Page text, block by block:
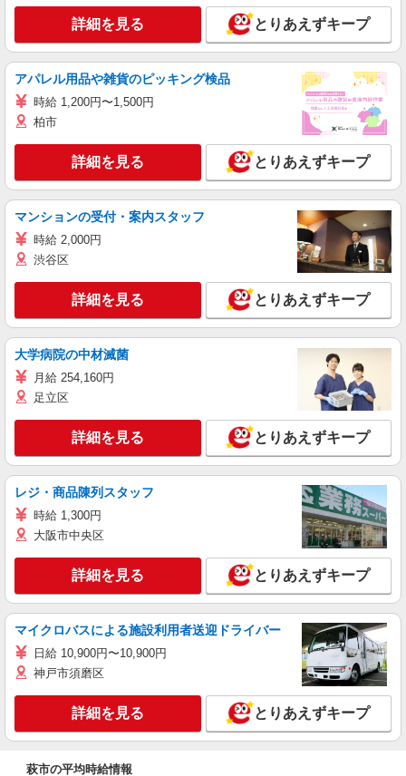
詳細を見る とりあえずキープ
アパレル用品や雑貨のピッキング検品
時給 1,200円〜1,500円
柏市
詳細を見る とりあえずキープ
マンションの受付・案内スタッフ
時給 2,000円
渋谷区
詳細を見る とりあえずキープ
大学病院の中材滅菌
月給 254,160円
足立区
詳細を見る とりあえずキープ
レジ・商品陳列スタッフ
時給 1,300円
大阪市中央区
詳細を見る とりあえずキープ
マイクロバスによる施設利用者送迎ドライバー
日給 10,900円〜10,900円
神戸市須磨区
詳細を見る とりあえずキープ
萩市の平均時給情報